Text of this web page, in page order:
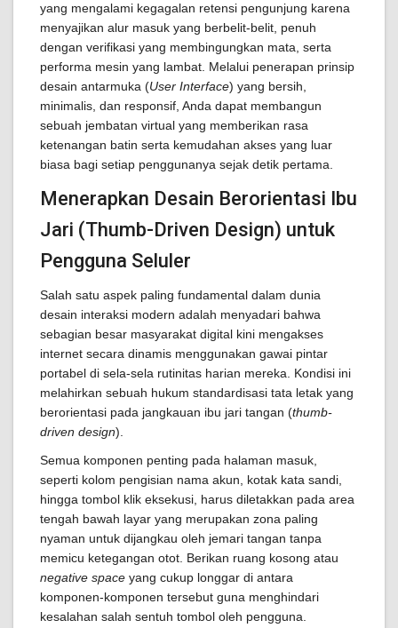
yang mengalami kegagalan retensi pengunjung karena
menyajikan alur masuk yang berbelit-belit, penuh
dengan verifikasi yang membingungkan mata, serta
performa mesin yang lambat. Melalui penerapan prinsip
desain antarmuka (User Interface) yang bersih,
minimalis, dan responsif, Anda dapat membangun
sebuah jembatan virtual yang memberikan rasa
ketenangan batin serta kemudahan akses yang luar
biasa bagi setiap penggunanya sejak detik pertama.
Menerapkan Desain Berorientasi Ibu
Jari (Thumb-Driven Design) untuk
Pengguna Seluler
Salah satu aspek paling fundamental dalam dunia
desain interaksi modern adalah menyadari bahwa
sebagian besar masyarakat digital kini mengakses
internet secara dinamis menggunakan gawai pintar
portabel di sela-sela rutinitas harian mereka. Kondisi ini
melahirkan sebuah hukum standardisasi tata letak yang
berorientasi pada jangkauan ibu jari tangan (thumb-
driven design).
Semua komponen penting pada halaman masuk,
seperti kolom pengisian nama akun, kotak kata sandi,
hingga tombol klik eksekusi, harus diletakkan pada area
tengah bawah layar yang merupakan zona paling
nyaman untuk dijangkau oleh jemari tangan tanpa
memicu ketegangan otot. Berikan ruang kosong atau
negative space yang cukup longgar di antara
komponen-komponen tersebut guna menghindari
kesalahan salah sentuh tombol oleh pengguna.